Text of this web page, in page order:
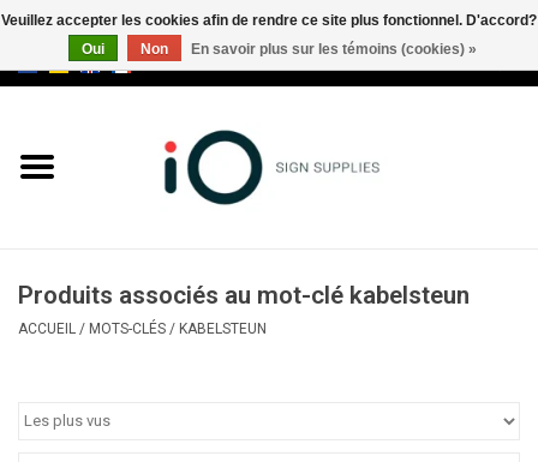
Marques
Appelez-nous au +32 3 353 67
Produits associés au mot-clé kabelsteun
ACCUEIL / MOTS-CLÉS / KABELSTEUN
Veuillez accepter les cookies afin de rendre ce site plus fonctionnel. D'accord?
Oui
Non En savoir plus sur les témoins (cookies) »